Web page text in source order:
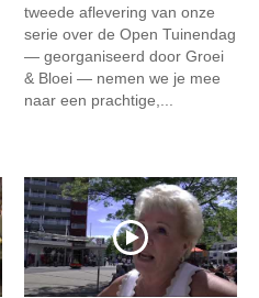
tweede aflevering van onze
serie over de Open Tuinendag
— georganiseerd door Groei
& Bloei — nemen we je mee
naar een prachtige,...